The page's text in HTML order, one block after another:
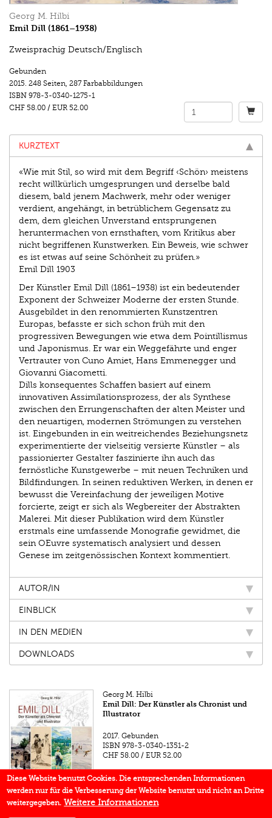
Georg M. Hilbi
Emil Dill (1861–1938)
Zweisprachig Deutsch/Englisch
Gebunden
2015. 248 Seiten, 287 Farbabbildungen
ISBN 978-3-0340-1275-1
CHF 58.00 / EUR 52.00
KURZTEXT
«Wie mit Stil, so wird mit dem Begriff ‹Schön› meistens
recht willkürlich umgesprungen und derselbe bald
diesem, bald jenem Machwerk, mehr oder weniger
verdient, angehängt, in betrüblichem Gegensatz zu
dem, dem gleichen Unverstand entsprungenen
heruntermachen von ernsthaften, vom Kritikus aber
nicht begriffenen Kunstwerken. Ein Beweis, wie schwer
es ist etwas auf seine Schönheit zu prüfen.»
Emil Dill 1903
Der Künstler Emil Dill (1861–1938) ist ein bedeutender
Exponent der Schweizer Moderne der ersten Stunde.
Ausgebildet in den renommierten Kunstzentren
Europas, befasste er sich schon früh mit den
progressiven Bewegungen wie etwa dem Pointillismus
und Japonismus. Er war ein Weggefährte und enger
Vertrauter von Cuno Amiet, Hans Emmenegger und
Giovanni Giacometti.
Dills konsequentes Schaffen basiert auf einem
innovativen Assimilationsprozess, der als Synthese
zwischen den Errungenschaften der alten Meister und
den neuartigen, modernen Strömungen zu verstehen
ist. Eingebunden in ein weitreichendes Beziehungsnetz
experimentierte der vielseitig versierte Künstler – als
passionierter Gestalter faszinierte ihn auch das
fernöstliche Kunstgewerbe – mit neuen Techniken und
Bildfindungen. In seinen reduktiven Werken, in denen er
bewusst die Vereinfachung der jeweiligen Motive
forcierte, zeigt er sich als Wegbereiter der Abstrakten
Malerei. Mit dieser Publikation wird dem Künstler
erstmals eine umfassende Monografie gewidmet, die
sein OEuvre systematisch analysiert und dessen
Genese im zeitgenössischen Kontext kommentiert.
AUTOR/IN
EINBLICK
IN DEN MEDIEN
DOWNLOADS
Georg M. Hilbi
Emil Dill: Der Künstler als Chronist und
Illustrator
2017. Gebunden
ISBN 978-3-0340-1351-2
CHF 58.00 /EUR 52.00
Diese Website benutzt Cookies. Die entsprechenden Informationen
werden nur für die Verbesserung der Website benutzt und nicht an Dritte
weitergegeben. Weitere Informationen